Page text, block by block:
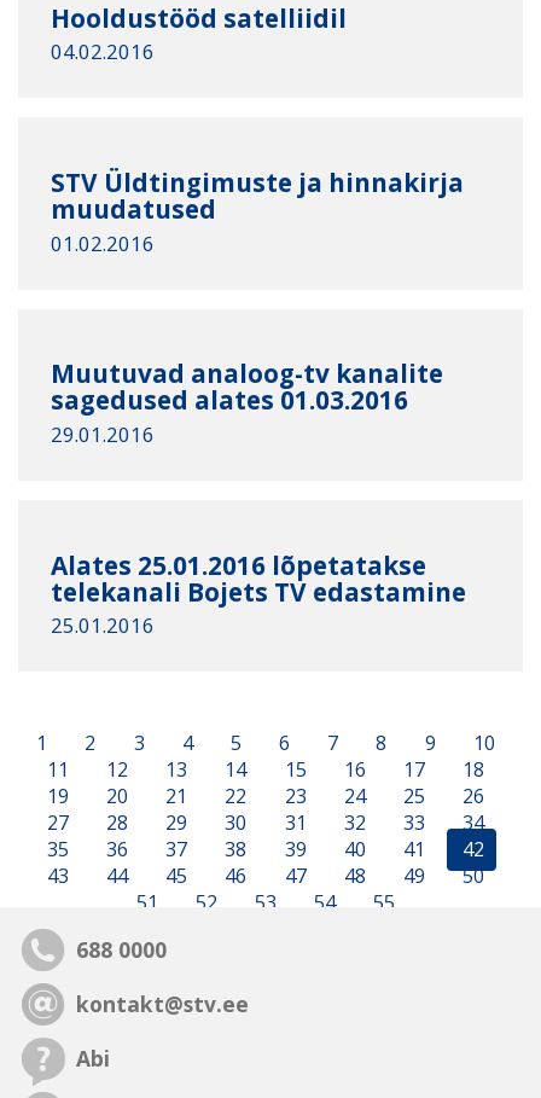
Hooldustööd satelliidil
04.02.2016
STV Üldtingimuste ja hinnakirja
muudatused
01.02.2016
Muutuvad analoog-tv kanalite
sagedused alates 01.03.2016
29.01.2016
Alates 25.01.2016 lõpetatakse
telekanali Bojets TV edastamine
25.01.2016
1 2 3 4 5 6 7 8 9
10
11
12 13 14 15 16 17
18
19
20 21 22 23 24 25
26
27
28 29 30 31 32 33
34
35
36 37 38 39 40 41
42
43
44 45 46 47 48 49
50
51
52 53 54 55
688 0000
kontakt@stv.ee
Abi